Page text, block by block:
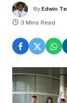
By Edwin
3 Mins Read